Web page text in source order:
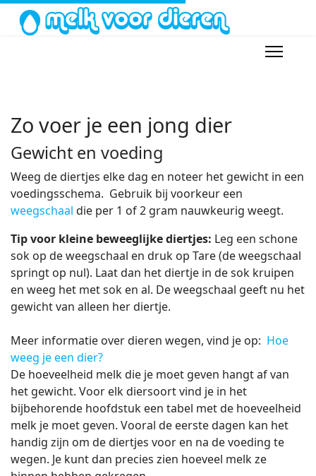
Zo voer je een jong dier
Gewicht en voeding
Weeg de diertjes elke dag en noteer het gewicht in een
voedingsschema. Gebruik bij voorkeur een
weegschaal die per 1 of 2 gram nauwkeurig weegt.
Tip voor kleine beweeglijke diertjes: Leg een schone
sok op de weegschaal en druk op Tare (de weegschaal
springt op nul). Laat dan het diertje in de sok kruipen
en weeg het met sok en al. De weegschaal geeft nu het
gewicht van alleen her diertje.
Meer informatie over dieren wegen, vind je op: Hoe
weeg je een dier?
De hoeveelheid melk die je moet geven hangt af van
het gewicht. Voor elk diersoort vind je in het
bijbehorende hoofdstuk een tabel met de hoeveelheid
melk je moet geven. Vooral de eerste dagen kan het
handig zijn om de diertjes voor en na de voeding te
wegen. Je kunt dan precies zien hoeveel melk ze